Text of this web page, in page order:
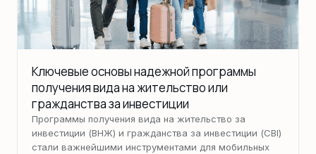
Ключевые основы надежной программы
получения вида на жительство или
гражданства за инвестиции
Программы получения вида на жительство за
инвестиции (ВНЖ) и гражданства за инвестиции (CBI)
стали важнейшими инструментами для мобильных